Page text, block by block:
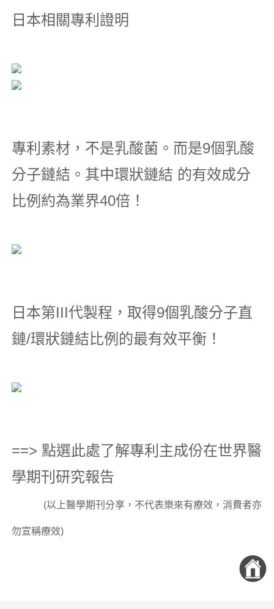
日本相關專利證明
專利素材，不是乳酸菌。而是9個乳酸
分子鏈結。其中環狀鏈結 的有效成分
比例約為業界40倍！
日本第III代製程，取得9個乳酸分子直
鏈/環狀鏈結比例的最有效平衡！
==> 點選此處了解專利主成份在世界醫
學期刊研究報告
(以上醫學期刊分享，不代表樂來有療效，消費者亦
勿宣稱療效)